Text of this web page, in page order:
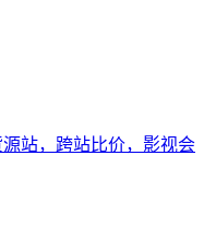
站，跨站比价，影视会